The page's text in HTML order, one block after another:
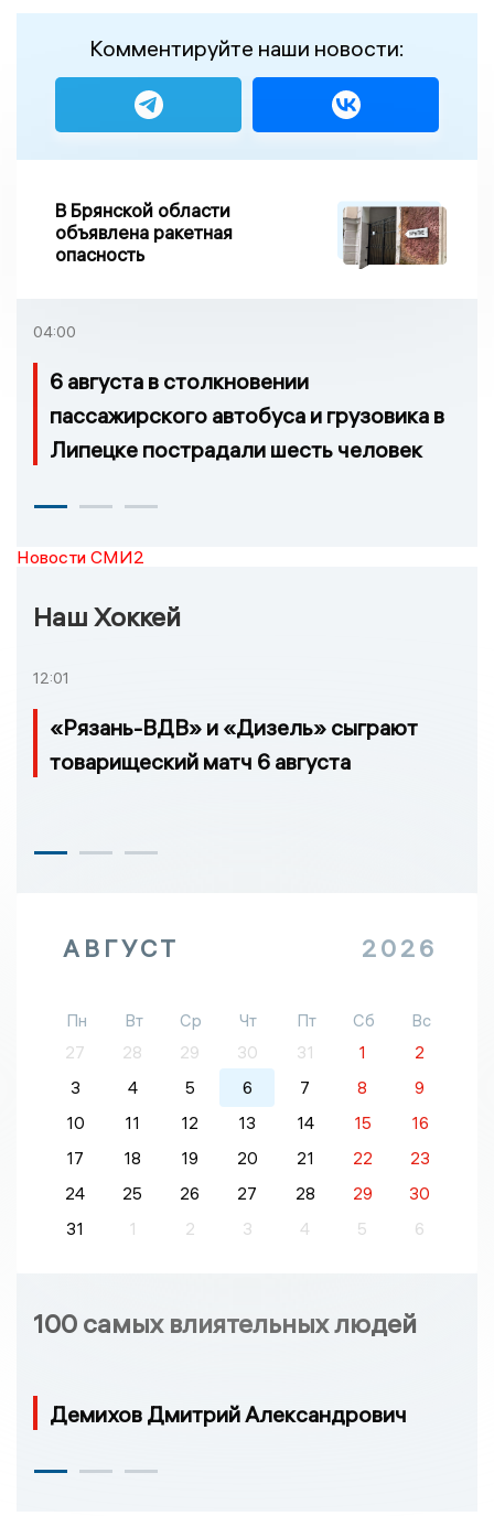
Комментируйте наши новости:
В Брянской области
объявлена ракетная
опасность
04:00
6 августа в столкновении
пассажирского автобуса и грузовика в
Липецке пострадали шесть человек
Новости СМИ2
Наш Хоккей
12:01
«Рязань-ВДВ» и «Дизель» сыграют
товарищеский матч 6 августа
АВГУСТ 2026
Пн Вт Ср Чт Пт Сб
Вс
27
28 29 30 31 1
2
3
4 5 6 7 8
9
10
11 12 13 14 15
16
17
18 19 20 21 22
23
24
25 26 27 28 29
30
31
1 2 3 4 5 6
100 самых влиятельных людей
Демихов Дмитрий Александрович